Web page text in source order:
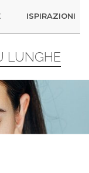
ISPIRAZIONI
LUNGHE